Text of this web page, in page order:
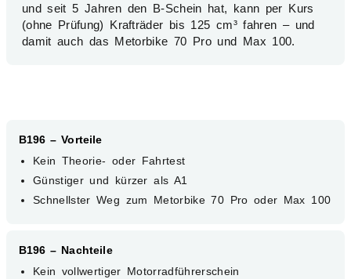
und seit 5 Jahren den B-Schein hat, kann per Kurs
(ohne Prüfung) Krafträder bis 125 cm³ fahren – und
damit auch das Metorbike 70 Pro und Max 100.
B196 – Vorteile
Kein Theorie- oder Fahrtest
Günstiger und kürzer als A1
Schnellster Weg zum Metorbike 70 Pro oder Max 100
B196 – Nachteile
Kein vollwertiger Motorradführerschein